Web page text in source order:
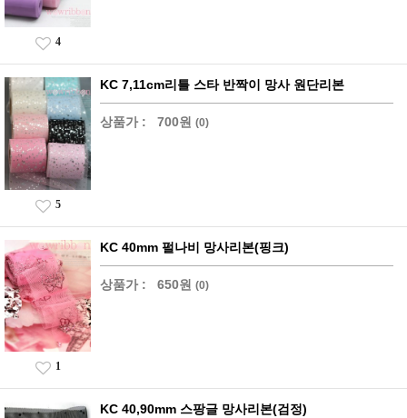
4
KC 7,11cm리틀 스타 반짝이 망사 원단리본
상품가 : 700원 (0)
5
KC 40mm 펄나비 망사리본(핑크)
상품가 : 650원 (0)
1
KC 40,90mm 스팡글 망사리본(검정)